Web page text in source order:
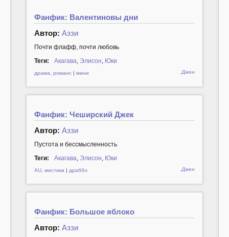
Фанфик: Валентиновы дни
Автор: Аззи
Почти флафф, почти любовь
Теги:
Акагава Элисон Юки
драма романс | мини Джен
Фанфик: Чеширский Джек
Автор: Аззи
Пустота и бессмысленность
Теги:
Акагава Элисон Юки
AU мистика | драббл Джен
Фанфик: Большое яблоко
Автор: Аззи